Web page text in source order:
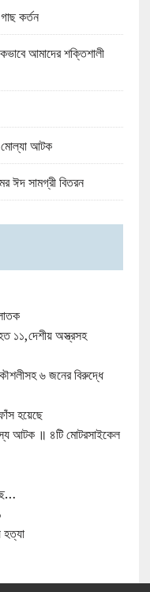
কর্তন
আমাদের শক্তিশালী
মোল্যা আটক
ঈদ সামগ্রী বিতরন
১১,দেশীয় অস্ত্রসহ
৬ জনের বিরুদ্ধে
হয়েছে
আটক ॥ ৪টি মোটরসাইকেল
হত্যা